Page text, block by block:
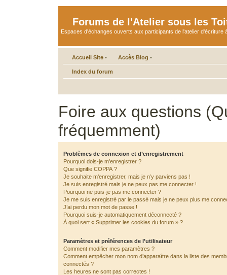
Forums de l'Atelier sous les
Espaces d'échanges ouverts aux participants de l'atelier d'écriture
Accueil Site • Accès Blog •
Index du forum
Foire aux questions
fréquemment)
Problèmes de connexion et d’enregistrement
Pourquoi dois-je m’enregistrer ?
Que signifie COPPA ?
Je souhaite m’enregistrer, mais je n’y parviens pas !
Je suis enregistré mais je ne peux pas me connecter !
Pourquoi ne puis-je pas me connecter ?
Je me suis enregistré par le passé mais je ne peux plus me
J’ai perdu mon mot de passe !
Pourquoi suis-je automatiquement déconnecté ?
À quoi sert « Supprimer les cookies du forum » ?
Paramètres et préférences de l’utilisateur
Comment modifier mes paramètres ?
Comment empêcher mon nom d’apparaître dans la liste des
connectés ?
Les heures ne sont pas correctes !